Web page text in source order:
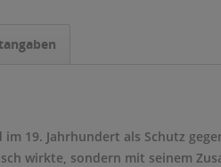
19. Jahrhundert als Schutz
wirkte, sondern mit seinem